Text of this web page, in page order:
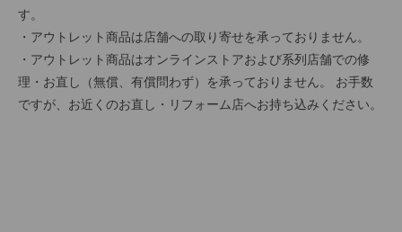
す。
・アウトレット商品は店舗への取り寄せを承っておりません。
・アウトレット商品はオンラインストアおよび系列店舗での修
理・お直し（無償、有償問わず）を承っておりません。 お手数
ですが、お近くのお直し・リフォーム店へお持ち込みください。